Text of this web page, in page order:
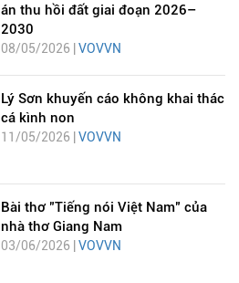
án thu hồi đất giai đoạn 2026–
2030
08/05/2026 | VOVVN
Lý Sơn khuyến cáo không khai thác
cá kình non
11/05/2026 | VOVVN
Bài thơ "Tiếng nói Việt Nam" của
nhà thơ Giang Nam
03/06/2026 | VOVVN